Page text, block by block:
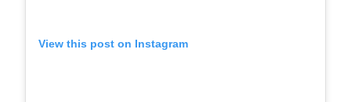
View this post on Instagram